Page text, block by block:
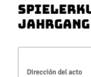
Jahrgang
Dirección del acto